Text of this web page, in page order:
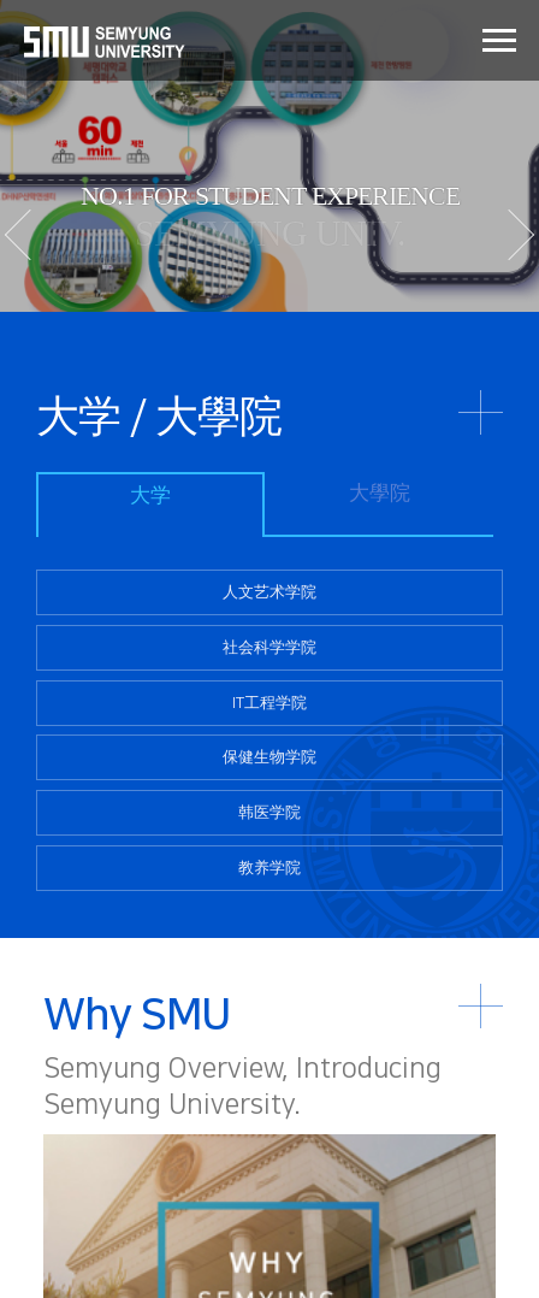
NO.1 FOR STUDENT EXPERIENCE
SEMYUNG UNIV.
大学 / 大學院
大学 大學院
人文艺术学院
社会科学学院
IT工程学院
保健生物学院
韩医学院
教养学院
Why SMU
Semyung Overview, Introducing
Semyung University.